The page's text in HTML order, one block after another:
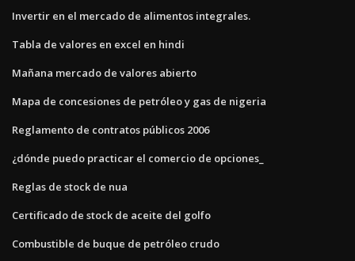
Invertir en el mercado de alimentos integrales.
Tabla de valores en excel en hindi
Mañana mercado de valores abierto
Mapa de concesiones de petróleo y gas de nigeria
Reglamento de contratos públicos 2006
¿dónde puedo practicar el comercio de opciones_
Reglas de stock de nua
Certificado de stock de aceite del golfo
Combustible de buque de petróleo crudo